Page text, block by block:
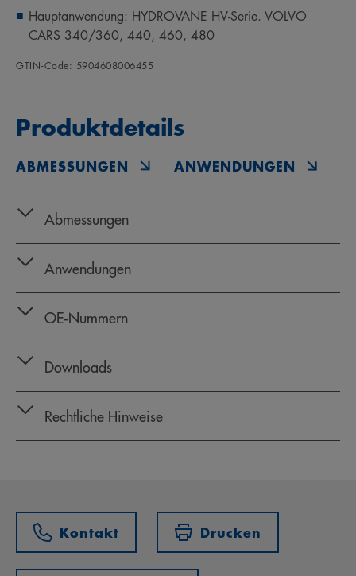
Hauptanwendung: HYDROVANE HV-Serie. VOLVO
CARS 340/360, 440, 460, 480
GTIN‑Code: 5904608006455
Produktdetails
ABMESSUNGEN ANWENDUNGEN
Abmessungen
Anwendungen
OE‑Nummern
Downloads
Rechtliche Hinweise
Kontakt Drucken